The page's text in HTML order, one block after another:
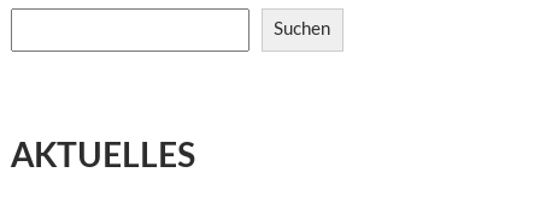
Suchen
AKTUELLES